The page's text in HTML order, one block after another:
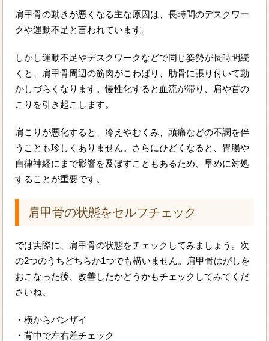
肩甲骨の動きが悪くなる主な原因は、長時間のデスクワー
クや運動不足と言われています。
しかし運動不足やデスクワークなどで同じ姿勢が長時間続
くと、肩甲骨周辺の筋肉がこわばり、肋骨に張り付いて動
かしづらくなります。慢性化すると血流が滞り、肩や首の
こりを引き起こします。
肩こりが悪化すると、冷えやむくみ、頭痛などの不調を伴
うことも珍しくありません。さらにひどくなると、胃腸や
自律神経にまで影響を及ぼすこともあるため、早めに対処
することが重要です。
肩甲骨の状態をセルフチェック
では実際に、肩甲骨の状態をチェックしてみましょう。次
の2つのうちどちらか1つでも構いません。肩甲骨はがしを
おこなった後、改善したかどうかもチェックしてみてくだ
さいね。
・横からバンザイ
・背中で左右差チェック